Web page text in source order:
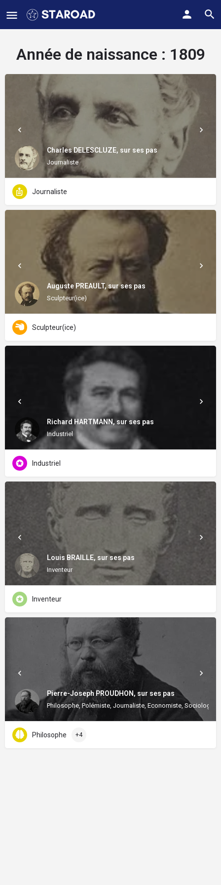
Année de naissance : 1809
Charles DELESCLUZE, sur ses pas
Journaliste
Journaliste
Auguste PREAULT, sur ses pas
Sculpteur(ice)
Sculpteur(ice)
Richard HARTMANN, sur ses pas
Industriel
Industriel
Louis BRAILLE, sur ses pas
Inventeur
Inventeur
Pierre-Joseph PROUDHON, sur ses pas
Philosophe, Polémiste, Journaliste, Economiste, Sociologue
Philosophe +4